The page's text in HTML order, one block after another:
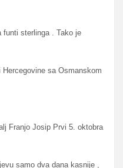
funti sterlinga . Tako je
sa Osmanskom
Franjo Josip Prvi 5. oktobra
samo dva dana kasnije ,